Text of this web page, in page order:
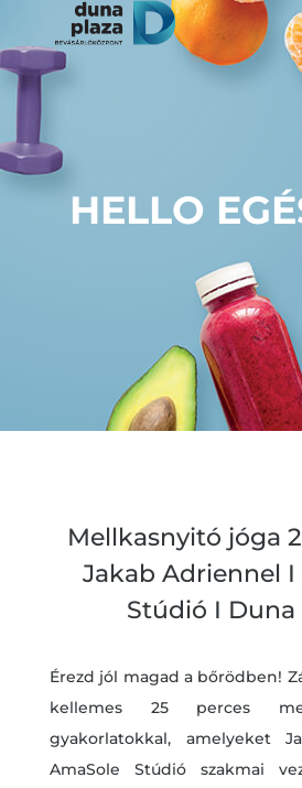
HELLO
Mellkasnyitó jóga
Jakab Adriennel I
Stúdió I Duna
Érezd jól magad a bőrödben!
kellemes 25 perces
gyakorlatokkal, amelyeket
AmaSole Stúdió szakmai